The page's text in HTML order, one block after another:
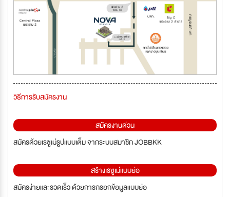
วิธีการรับสมัครงาน
สมัครงานด่วน
สมัครด้วยเรซูเม่รูปแบบเต็ม จากระบบสมาชิก JOBBKK
สร้างเรซูเม่แบบย่อ
สมัครง่ายและรวดเร็ว ด้วยการกรอกข้อมูลแบบย่อ